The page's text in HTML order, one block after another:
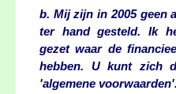
b. Mij zijn in 2005 geen
ter hand gesteld. Ik
gezet waar de
hebben. U kunt zich
'algemene voorwaarden'.